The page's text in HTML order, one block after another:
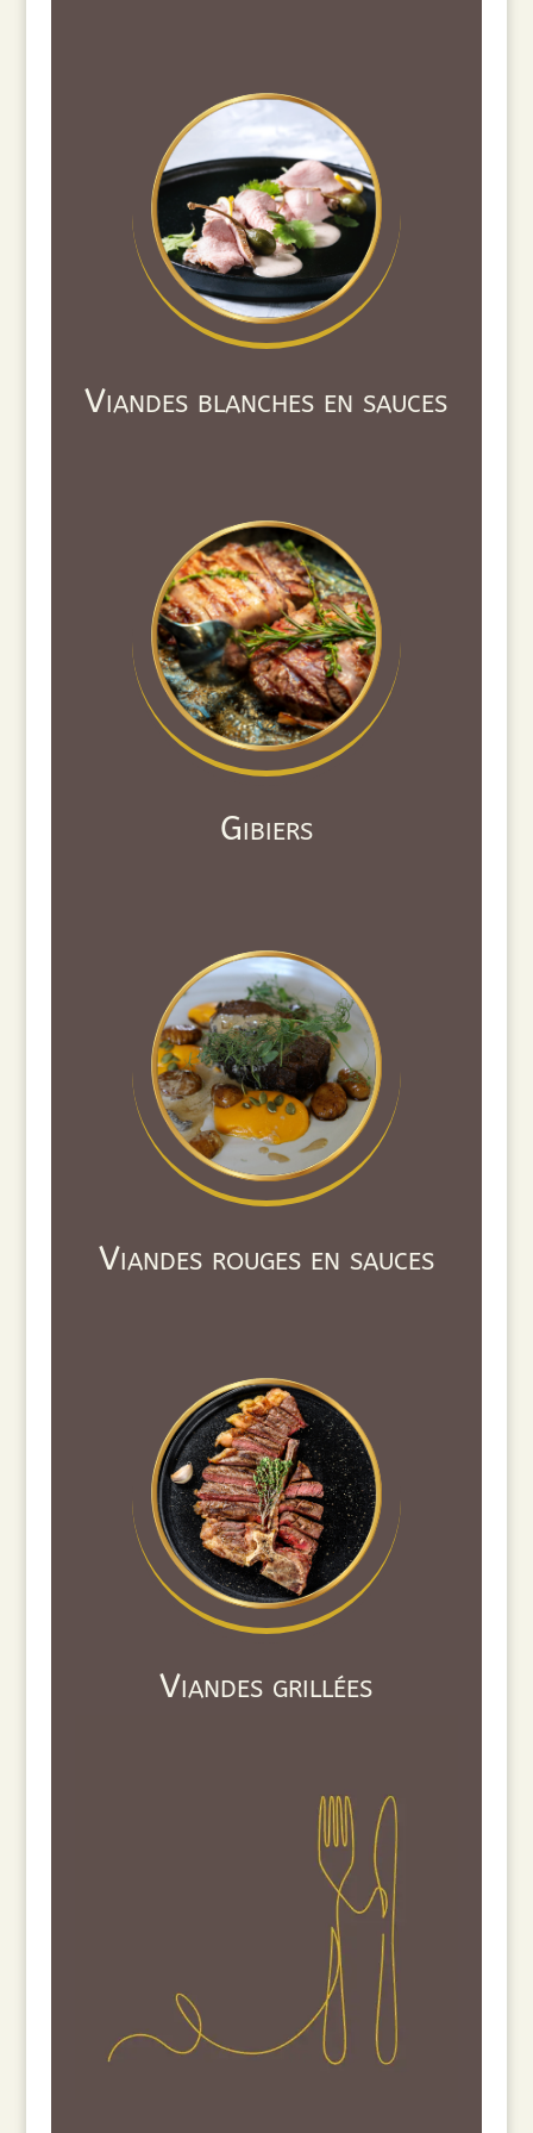
Viandes blanches en sauces
Gibiers
Viandes rouges en sauces
Viandes grillées